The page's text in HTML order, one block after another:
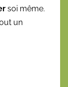
soi même.
un